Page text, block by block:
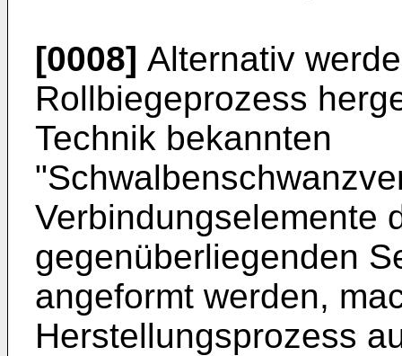
[0008] Alternativ
Rollbiegeprozess
Technik bekannten
Verbindungselemente
gegenüberliegenden
angeformt werden,
Herstellungsprozess